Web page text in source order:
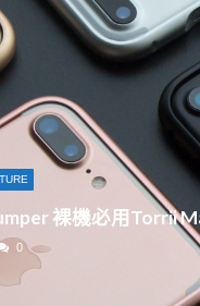
裸機必用Torrii
0